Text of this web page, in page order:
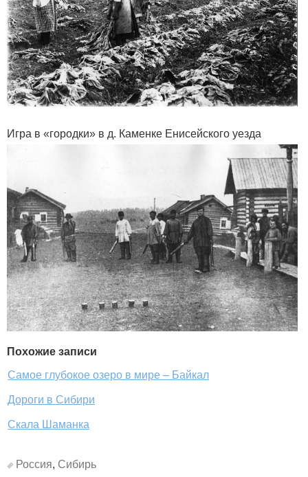
Игра в «городки» в д. Каменке Енисейского уезда
Похожие записи
Самое глубокое озеро в мире – Байкал
Дороги в Сибири
Скала Шаманка
Россия, Сибирь